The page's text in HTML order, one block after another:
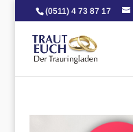
(0511) 4 73 87 17